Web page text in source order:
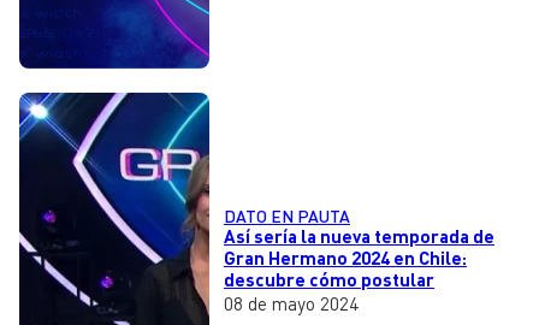
DATO EN PAUTA
Así sería la nueva temporada de
Gran Hermano 2024 en Chile:
descubre cómo postular
08 de mayo 2024